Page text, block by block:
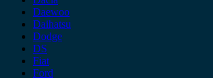
Daewoo
Daihatsu
Dodge
DS
Fiat
Ford